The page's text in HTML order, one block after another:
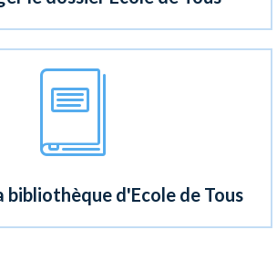
bibliothèque d'Ecole de Tous